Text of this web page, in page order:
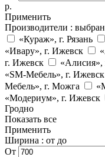
р.
Применить
Производители :
«Кураж», г. Рязань
«Ивару», г. Ижевск
г. Ижевск
«Алисия»,
«SM-Мебель», г. Ижевск
Мебель», г. Можга
«Модериум», г. Ижевск
Гродно
Показать все
Применить
Ширина : от до
От